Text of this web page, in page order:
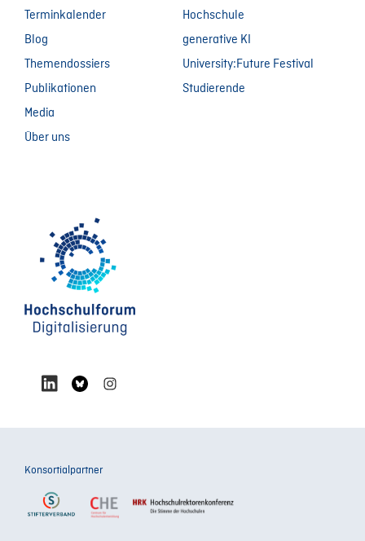
Terminkalender
Blog
Themendossiers
Publikationen
Media
Über uns
Hochschule
generative KI
University:Future Festival
Studierende
Konsortialpartner